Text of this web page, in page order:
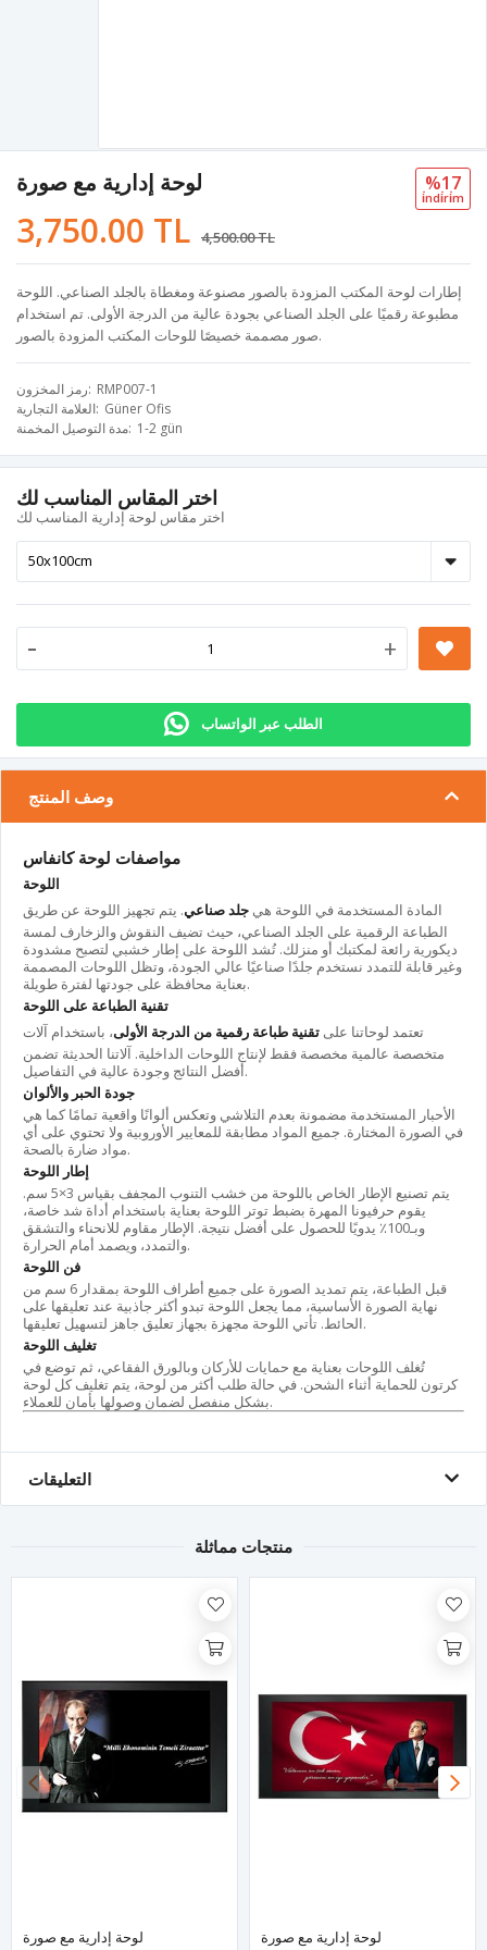
لوحة إدارية مع صورة
3,750.00 TL 4,500.00 TL
%17
i̇ndi̇ri̇m
إطارات لوحة المكتب المزودة بالصور مصنوعة ومغطاة بالجلد الصناعي. اللوحة
مطبوعة رقميًا على الجلد الصناعي بجودة عالية من الدرجة الأولى. تم استخدام
صور مصممة خصيصًا للوحات المكتب المزودة بالصور.
رمز المخزون RMP007-1
العلامة التجارية Güner Ofis
مدة التوصيل المخمنة 1-2 gün
اختر المقاس المناسب لك
اختر مقاس لوحة إدارية المناسب لك
- +
الطلب عبر الواتساب
وصف المنتج
مواصفات لوحة كانفاس
اللوحة
المادة المستخدمة في اللوحة هي جلد صناعي. يتم تجهيز اللوحة عن طريق
الطباعة الرقمية على الجلد الصناعي، حيث تضيف النقوش والزخارف لمسة
ديكورية رائعة لمكتبك أو منزلك. تُشد اللوحة على إطار خشبي لتصبح مشدودة
وغير قابلة للتمدد نستخدم جلدًا صناعيًا عالي الجودة، وتظل اللوحات المصممة
بعناية محافظة على جودتها لفترة طويلة.
تقنية الطباعة على اللوحة
تعتمد لوحاتنا على تقنية طباعة رقمية من الدرجة الأولى، باستخدام آلات
متخصصة عالمية مخصصة فقط لإنتاج اللوحات الداخلية. آلاتنا الحديثة تضمن
أفضل النتائج وجودة عالية في التفاصيل.
جودة الحبر والألوان
الأحبار المستخدمة مضمونة بعدم التلاشي وتعكس ألوانًا واقعية تمامًا كما هي
في الصورة المختارة. جميع المواد مطابقة للمعايير الأوروبية ولا تحتوي على أي
مواد ضارة بالصحة.
يتم تصنيع الإطار الخاص باللوحة من خشب التنوب المجفف بقياس 3×5 سم.
يقوم حرفيونا المهرة بضبط توتر اللوحة بعناية باستخدام أداة شد خاصة،
وبـ100٪ يدويًا للحصول على أفضل نتيجة. الإطار مقاوم للانحناء والتشقق
والتمدد، ويصمد أمام الحرارة.
قبل الطباعة، يتم تمديد الصورة على جميع أطراف اللوحة بمقدار 6 سم من
نهاية الصورة الأساسية، مما يجعل اللوحة تبدو أكثر جاذبية عند تعليقها على
الحائط. تأتي اللوحة مجهزة بجهاز تعليق جاهز لتسهيل تعليقها.
تغليف اللوحة
تُغلف اللوحات بعناية مع حمايات للأركان وبالورق الفقاعي، ثم توضع في
كرتون للحماية أثناء الشحن. في حالة طلب أكثر من لوحة، يتم تغليف كل لوحة
بشكل منفصل لضمان وصولها بأمان للعملاء.
التعليقات
منتجات مماثلة
لوحة إدارية مع صورة لوحة إدارية مع صورة